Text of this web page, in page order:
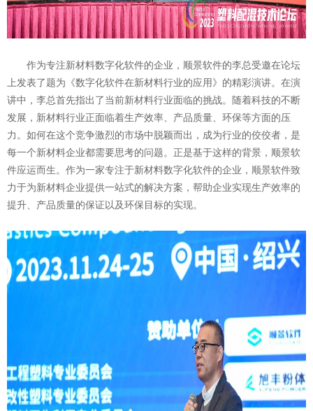
作为专注新材料数字化软件的企业， 顺景软件的李总受邀在论坛
上发表了题为《数字化软件在新材料行业的应用》的精彩演讲。在演
讲中，李总首先指出了当前新材料行业面临的挑战。随着科技的不断
发展，新材料行业正面临着生产效率、产品质量、环保等方面的压
力。如何在这个竞争激烈的市场中脱颖而出，成为行业的佼佼者，是
每一个新材料企业都需要思考的问题。正是基于这样的背景，顺景软
件应运而生。作为一家专注于新材料数字化软件的企业，顺景软件致
力于为新材料企业提供一站式的解决方案，帮助企业实现生产效率的
提升、产品质量的保证以及环保目标的实现。